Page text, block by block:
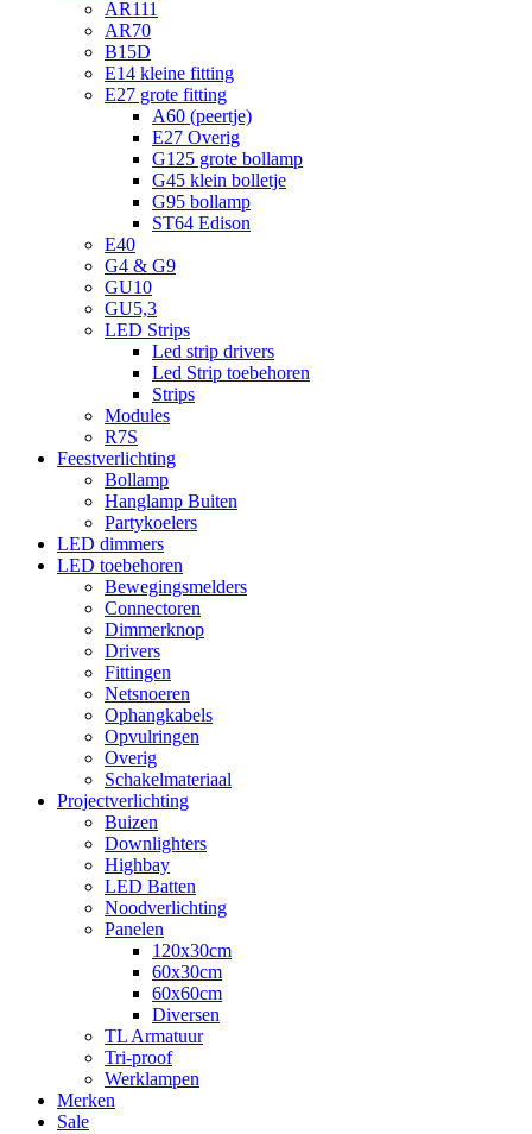
AR111
AR70
B15D
E14 kleine fitting
E27 grote fitting
A60 (peertje)
E27 Overig
G125 grote bollamp
G45 klein bolletje
G95 bollamp
ST64 Edison
E40
G4 & G9
GU10
GU5,3
LED Strips
Led strip drivers
Led Strip toebehoren
Strips
Modules
R7S
Feestverlichting
Bollamp
Hanglamp Buiten
Partykoelers
LED dimmers
LED toebehoren
Bewegingsmelders
Connectoren
Dimmerknop
Drivers
Fittingen
Netsnoeren
Ophangkabels
Opvulringen
Overig
Schakelmateriaal
Projectverlichting
Buizen
Downlighters
Highbay
LED Batten
Noodverlichting
Panelen
120x30cm
60x30cm
60x60cm
Diversen
TL Armatuur
Tri-proof
Werklampen
Merken
Sale